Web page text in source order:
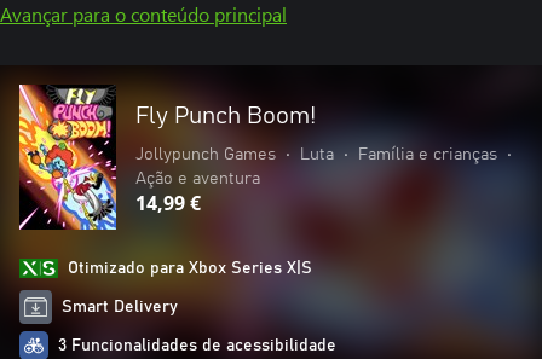
Avançar para o conteúdo principal
Fly Punch Boom!
Jollypunch Games • Luta • Família e crianças
•
Ação e aventura
14,99 €
Otimizado para Xbox Series X|S
Smart Delivery
3 Funcionalidades de acessibilidade